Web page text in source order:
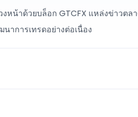
หน้าด้วยบล็อก GTCFX แหล่งข่าวตล
าการเทรดอย่างต่อเนื่อง